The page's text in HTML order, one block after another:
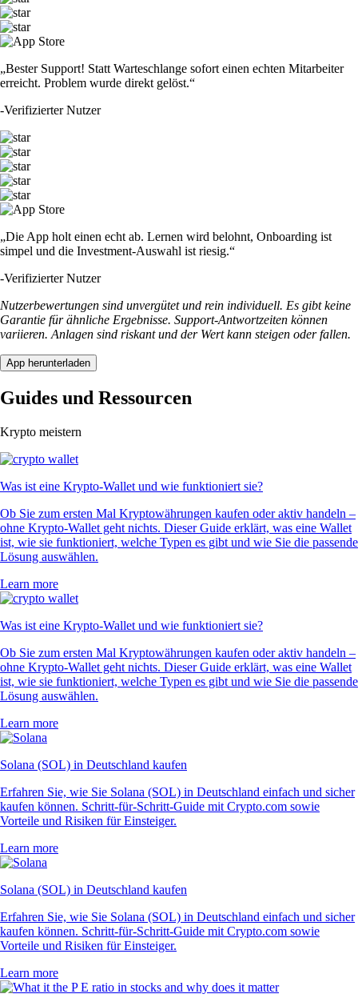
„Bester Support! Statt Warteschlange sofort einen echten Mitarbeiter
erreicht. Problem wurde direkt gelöst.“
-Verifizierter Nutzer
„Die App holt einen echt ab. Lernen wird belohnt, Onboarding ist
simpel und die Investment-Auswahl ist riesig.“
-Verifizierter Nutzer
Nutzerbewertungen sind unvergütet und rein individuell. Es gibt keine
Garantie für ähnliche Ergebnisse. Support-Antwortzeiten können
variieren. Anlagen sind riskant und der Wert kann steigen oder fallen.
App herunterladen
Guides und Ressourcen
Krypto meistern
Was ist eine Krypto-Wallet und wie funktioniert sie?
Ob Sie zum ersten Mal Kryptowährungen kaufen oder aktiv handeln –
ohne Krypto-Wallet geht nichts. Dieser Guide erklärt, was eine Wallet
ist, wie sie funktioniert, welche Typen es gibt und wie Sie die passende
Lösung auswählen.
Learn more
Was ist eine Krypto-Wallet und wie funktioniert sie?
Ob Sie zum ersten Mal Kryptowährungen kaufen oder aktiv handeln –
ohne Krypto-Wallet geht nichts. Dieser Guide erklärt, was eine Wallet
ist, wie sie funktioniert, welche Typen es gibt und wie Sie die passende
Lösung auswählen.
Learn more
Solana (SOL) in Deutschland kaufen
Erfahren Sie, wie Sie Solana (SOL) in Deutschland einfach und sicher
kaufen können. Schritt-für-Schritt-Guide mit Crypto.com sowie
Vorteile und Risiken für Einsteiger.
Learn more
Solana (SOL) in Deutschland kaufen
Erfahren Sie, wie Sie Solana (SOL) in Deutschland einfach und sicher
kaufen können. Schritt-für-Schritt-Guide mit Crypto.com sowie
Vorteile und Risiken für Einsteiger.
Learn more